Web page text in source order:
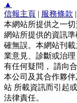
▲
信報主頁 | 服務條款 |
本網站所提供之一
網站所提供的資訊
確無誤。本網站刊
業意見、診斷或治
有任何疑問， 請向
本公司及其合作夥
站 所載資訊而引起
法律責任。